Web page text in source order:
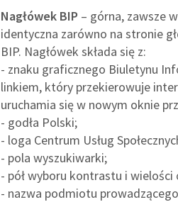
Nagłówek BIP – górna, zawsze
identyczna zarówno na stronie
BIP. Nagłówek składa się z:
- znaku graficznego Biuletynu
linkiem, który przekierowuje
uruchamia się w nowym oknie
- godła Polski;
- loga Centrum Usług
- pola wyszukiwarki;
- pół wyboru kontrastu i wielości
- nazwa podmiotu